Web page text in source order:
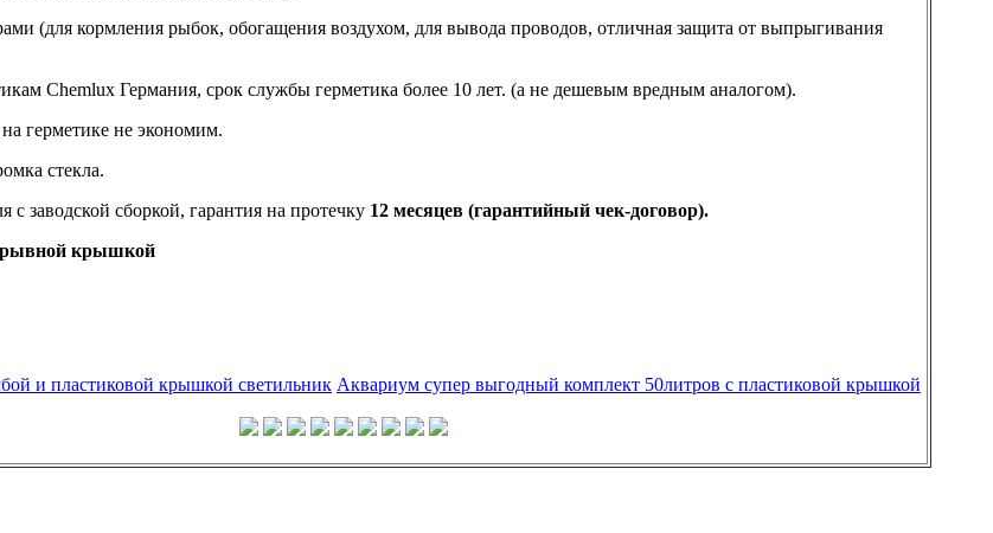
(для кормления рыбок, обогащения воздухом, для вывода проводов, отличная защита от выпрыгивания
Chemlux Германия, срок службы герметика более 10 лет. (а не дешевым вредным аналогом).
герметике не экономим.
стекла.
с заводской сборкой, гарантия на протечку 12 месяцев (гарантийный чек-договор).
крышкой
и пластиковой крышкой светильник Аквариум супер выгодный комплект 50литров с пластиковой крышкой